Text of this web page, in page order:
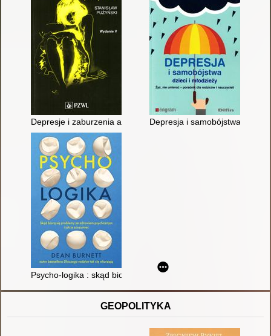
Depresje i zaburzenia afektywneDepresja i samobójstwa dzieci
Psycho-logika : skąd biorą się problemy ze zdrowiem
GEOPOLITYKA